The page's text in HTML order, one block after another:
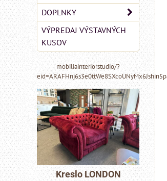
DOPLNKY
VÝPREDAJ VÝSTAVNÝCH
KUSOV
mobiliainteriorstudio/?
MIZAR - talianský